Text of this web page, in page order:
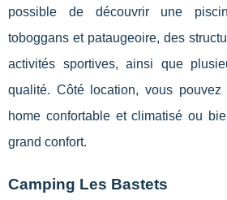
possible de découvrir une
toboggans et pataugeoire, des
activités sportives, ainsi que
qualité. Côté location, vous pouvez
home confortable et climatisé ou
grand confort.
Camping Les Bastets